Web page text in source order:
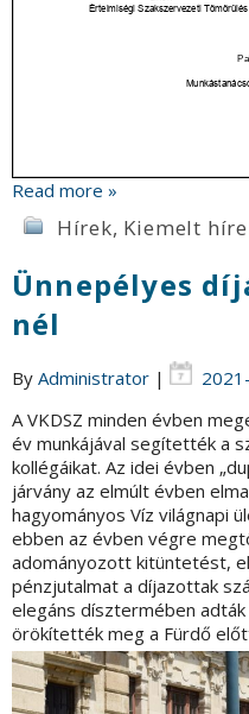
Read more »
Hírek, Kiemelt
Ünnepélyes
nél
By Administrator |
A VKDSZ minden évben
év munkájával segítették a
kollégáikat. Az idei évben
járvány az elmúlt évben
hagyományos Víz világnapi
ebben az évben végre
adományozott kitüntetést,
pénzjutalmat a díjazottak
elegáns dísztermében
örökítették meg a Fürdő